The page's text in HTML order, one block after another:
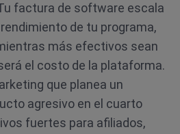
factura de software escala
de tu programa,
más efectivos sean
el costo de la plataforma.
que planea un
agresivo en el cuarto
fuertes para afiliados,